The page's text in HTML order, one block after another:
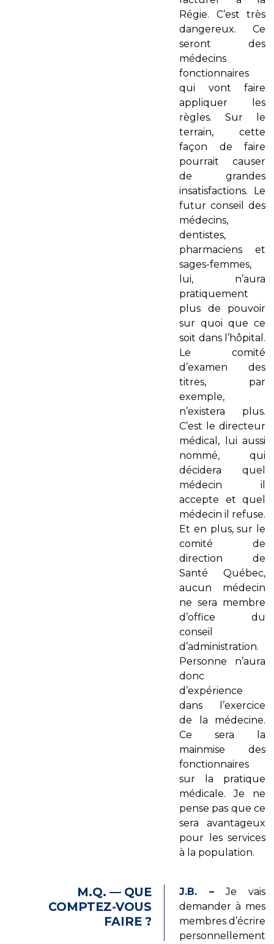
Régie. C’est très
dangereux. Ce
seront des
médecins
fonctionnaires
qui vont faire
appliquer les
règles. Sur le
terrain, cette
façon de faire
pourrait causer
de grandes
insatisfactions. Le
futur conseil des
médecins,
dentistes,
pharmaciens et
sages-femmes,
lui, n’aura
pratiquement
plus de pouvoir
sur quoi que ce
soit dans l’hôpital.
Le comité
d’examen des
titres, par
exemple,
n’existera plus.
C’est le directeur
médical, lui aussi
nommé, qui
décidera quel
médecin il
accepte et quel
médecin il refuse.
Et en plus, sur le
comité de
direction de
Santé Québec,
aucun médecin
ne sera membre
d’office du
conseil
d’administration.
Personne n’aura
donc
d’expérience
dans l’exercice
de la médecine.
Ce sera la
mainmise des
fonctionnaires
sur la pratique
médicale. Je ne
pense pas que ce
sera avantageux
pour les services
à la population.
M.Q. — QUE
COMPTEZ-VOUS
FAIRE ?
J.B. – Je vais
demander à mes
membres d’écrire
personnellement